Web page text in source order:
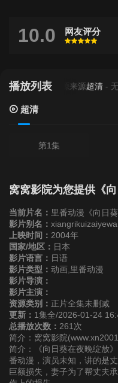
10.0 网友评分
很差
较差还行推荐力荐
播放列表
当前资源来源超清- 无
超清
第1集
窝窝影院为您提供《
当前片名： 里番动漫《向日
影片别名：
上映时间： 2004年
国家/地区： 日本
影片语言： 日语
影片类型： 动画,里番动漫
影片导演：
影片主演：
资源类别： 正片全集未删减
更新： 1集全/2026-01-24
总播放次数： 261次
简介：窝窝影院
简介：《向日葵在夜晚绽放
番动漫，演员未知，讲的是
巨额损失，妻子为了帮丈夫